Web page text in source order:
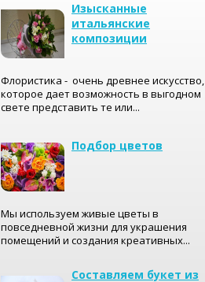
Изысканные
итальянские
композиции
Флористика - очень древнее искусство,
которое дает возможность в выгодном
свете представить те или...
Подбор цветов
Мы используем живые цветы в
повседневной жизни для украшения
помещений и создания креативных...
Составляем букет из